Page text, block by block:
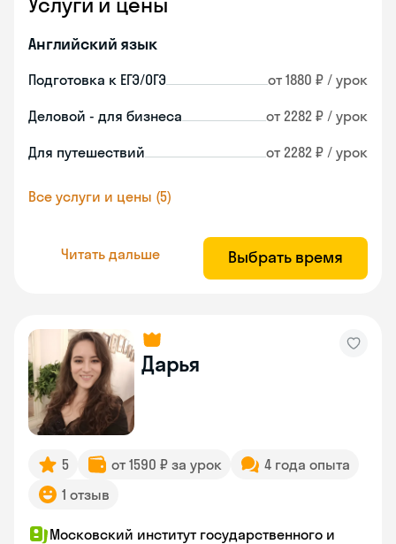
Английский язык
Подготовка к ЕГЭ/ОГЭ от 1880 ₽ / урок
Деловой - для бизнеса от 2282 ₽ / урок
Для путешествий от 2282 ₽ / урок
Все услуги и цены (5)
Читать дальше Выбрать время
Дарья
5 от 1590 ₽ за урок
4 года опыта
1 отзыв
Московский институт государственного и